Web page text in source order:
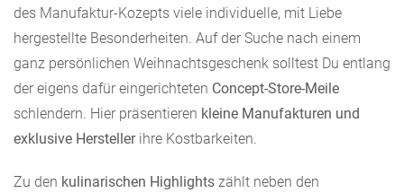
des Manufaktur-Kozepts viele individuelle, mit Liebe
hergestellte Besonderheiten. Auf der Suche nach einem
ganz persönlichen Weihnachtsgeschenk solltest Du entlang
der eigens dafür eingerichteten Concept-Store-Meile
schlendern. Hier präsentieren kleine Manufakturen und
exklusive Herstellerihre Kostbarkeiten.
Zu den kulinarischen Highlights zählt neben den